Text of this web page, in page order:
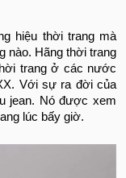
hiệu thời trang mà
nào. Hãng thời trang
trang ở các nước
Với sự ra đời của
jean. Nó được xem
lúc bấy giờ.